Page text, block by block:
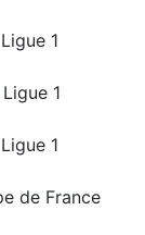
1
1
1
de France